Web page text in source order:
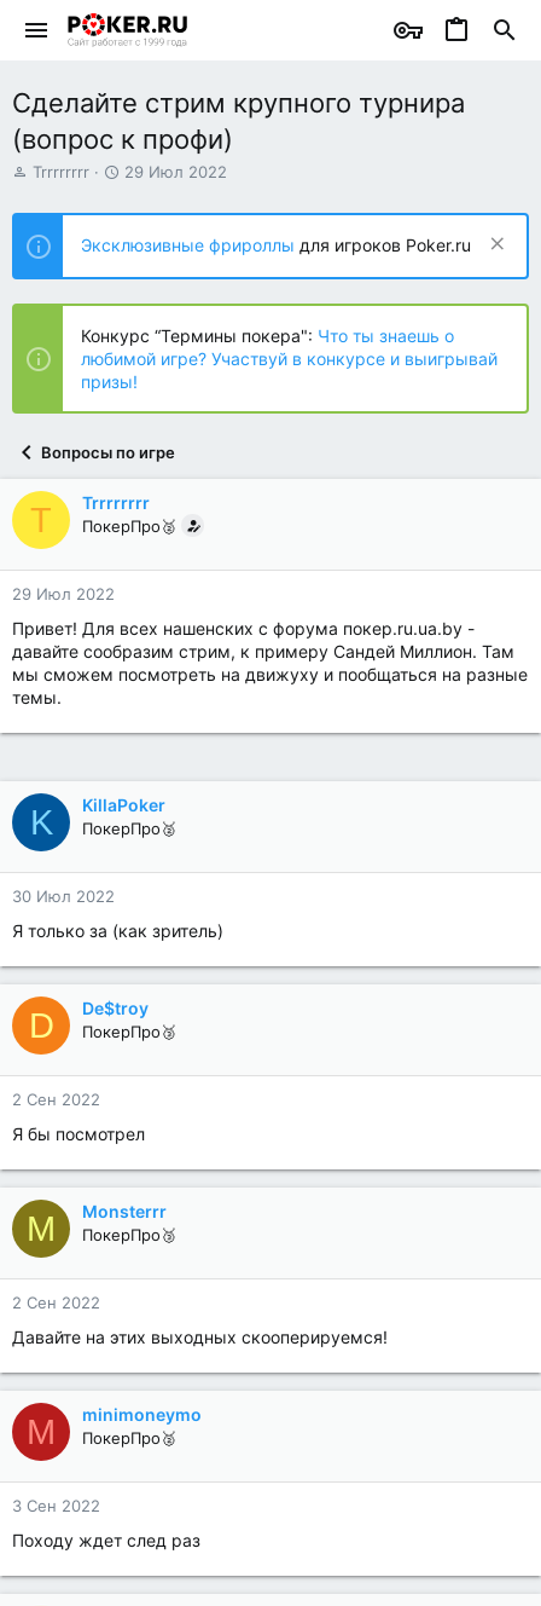
Сделайте стрим крупного турнира
(вопрос к профи)
А
т
о
р
т
е
ы
Trrrrrrrr
Д
т
н
а
ч
л
а
29 Июл 2022
Эксклюзивные фрироллы для игроков Poker.ru
Конкурс “Термины покера": Что ты знаешь о
любимой игре? Участвуй в конкурсе и выигрывай
призы!
Вопросы по игре
T Trrrrrrrr
ПокерПро🥈
29 Июл 2022
Привет! Для всех нашенских с форума покер.ru.ua.by -
давайте сообразим стрим, к примеру Сандей Миллион. Там
мы сможем посмотреть на движуху и пообщаться на разные
темы.
K KillaPoker
ПокерПро🥈
30 Июл 2022
Я только за (как зритель)
D De$troy
ПокерПро🥉
2 Сен 2022
Я бы посмотрел
M Monsterrr
ПокерПро🥉
2 Сен 2022
Давайте на этих выходных скооперируемся!
M minimoneymo
ПокерПро🥈
3 Сен 2022
Походу ждет след раз